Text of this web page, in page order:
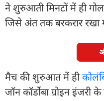
ने शुरुआती मिनटों में ही
जिसे अंत तक बरकरार रखा
मैच की शुरुआत में ही
जॉन कॉर्डोबा ग्रोइन